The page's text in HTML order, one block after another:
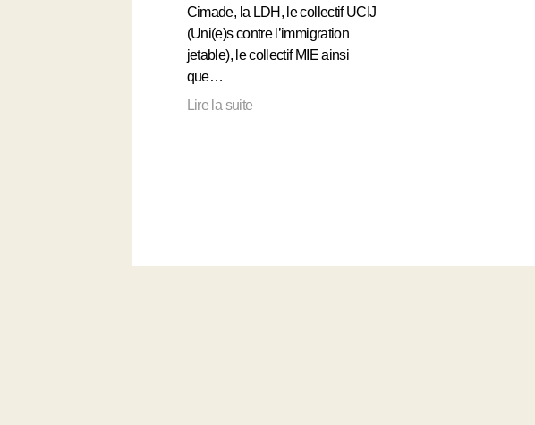
Cimade, la LDH, le collectif UCIJ
(Uni(e)s contre l’immigration
jetable), le collectif MIE ainsi
que…
Lire la suite